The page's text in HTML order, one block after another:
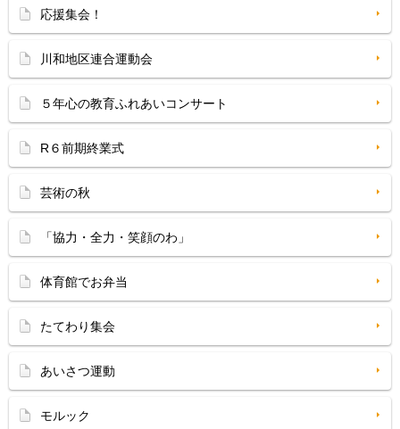
応援集会！
川和地区連合運動会
５年心の教育ふれあいコンサート
R６前期終業式
芸術の秋
「協力・全力・笑顔のわ」
体育館でお弁当
たてわり集会
あいさつ運動
モルック